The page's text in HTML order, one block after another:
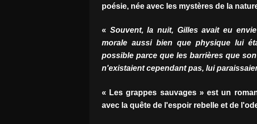
poésie, née avec les mystères de la
« Souvent, la nuit, Gilles avait eu
morale aussi bien que physique lui
possible parce que les barrières que
n'existaient cependant pas, lui
« Les grappes sauvages » est un
avec la quête de l'espoir rebelle et de